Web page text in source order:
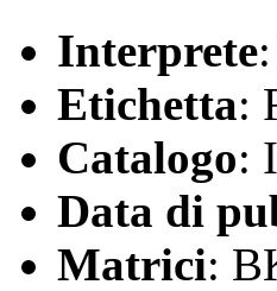
Interprete
Etichetta:
Catalogo:
Data di
Matrici: